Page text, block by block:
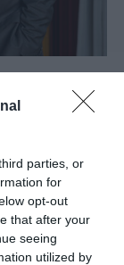
parties, or
for
opt-out
that after your
seeing
utilized by
της